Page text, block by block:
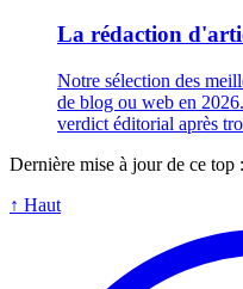
La rédaction
Notre sélection des
de blog ou web en
verdict éditorial après
Dernière mise à jour de ce top :
↑ Haut